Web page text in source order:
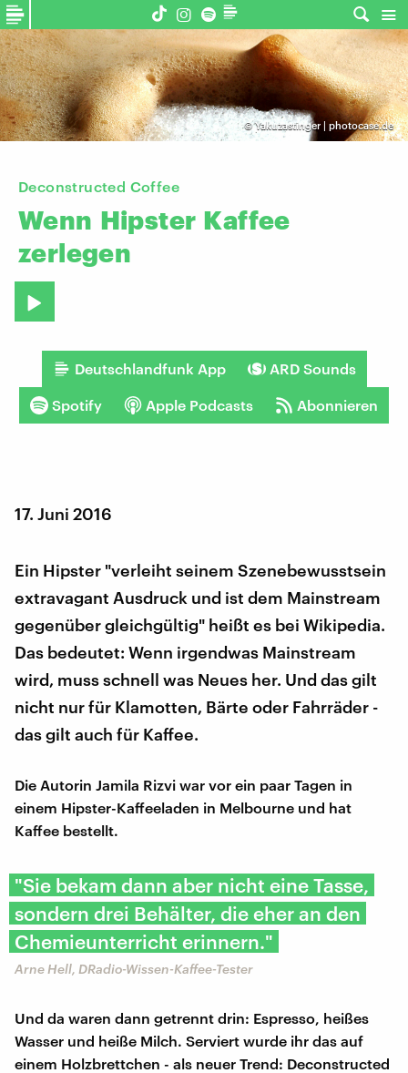
©Yakuzastinger | photocase.de
Deconstructed Coffee
Wenn Hipster Kaffee
zerlegen
Deutschlandfunk App ARD Sounds
Spotify Apple Podcasts Abonnieren
17. Juni 2016
Ein Hipster "verleiht seinem Szenebewusstsein
extravagant Ausdruck und ist dem Mainstream
gegenüber gleichgültig" heißt es bei Wikipedia.
Das bedeutet: Wenn irgendwas Mainstream
wird, muss schnell was Neues her. Und das gilt
nicht nur für Klamotten, Bärte oder Fahrräder -
das gilt auch für Kaffee.
Die Autorin Jamila Rizvi war vor ein paar Tagen in
einem Hipster-Kaffeeladen in Melbourne und hat
Kaffee bestellt.
"Sie bekam dann aber nicht eine Tasse,
sondern drei Behälter, die eher an den
Chemieunterricht erinnern."
Arne Hell, DRadio-Wissen-Kaffee-Tester
Und da waren dann getrennt drin: Espresso, heißes
Wasser und heiße Milch. Serviert wurde ihr das auf
einem Holzbrettchen - als neuer Trend: Deconstructed